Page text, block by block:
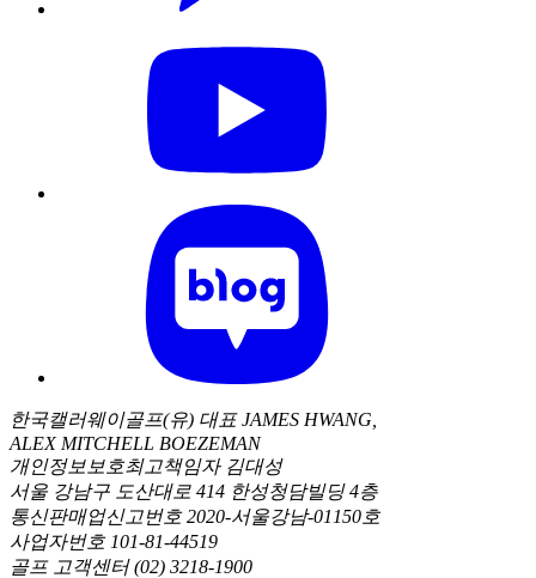
한국캘러웨이골프(유) 대표 JAMES HWANG,
ALEX MITCHELL BOEZEMAN
개인정보보호최고책임자 김대성
서울 강남구 도산대로 414 한성청담빌딩 4층
통신판매업신고번호 2020-서울강남-01150호
사업자번호 101-81-44519
골프 고객센터 (02) 3218-1900